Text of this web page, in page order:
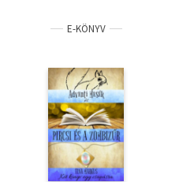
E-KÖNYV